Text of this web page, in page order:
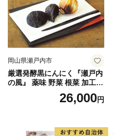
岡山県瀬戸内市
厳選発酵黒にんにく『瀬戸内
の風』 薬味 野菜 根菜 加工食
26,000円